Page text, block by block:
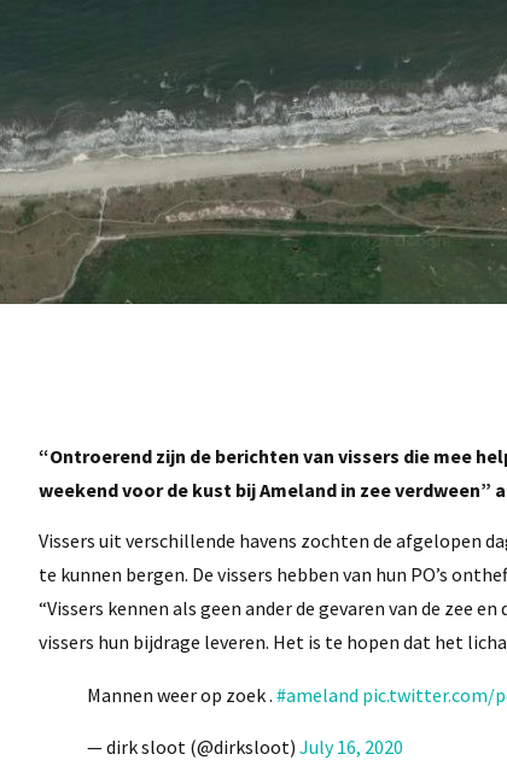
“Ontroerend zijn de berichten van vissers die mee
weekend voor de kust bij Ameland in zee
Vissers uit verschillende havens zochten de afgelopen
te kunnen bergen. De vissers hebben van hun PO’s
“Vissers kennen als geen ander de gevaren van de zee
vissers hun bijdrage leveren. Het is te hopen dat het
Mannen weer op zoek . #ameland pic.twitter.com/
— dirk sloot (@dirksloot) July 16, 2020